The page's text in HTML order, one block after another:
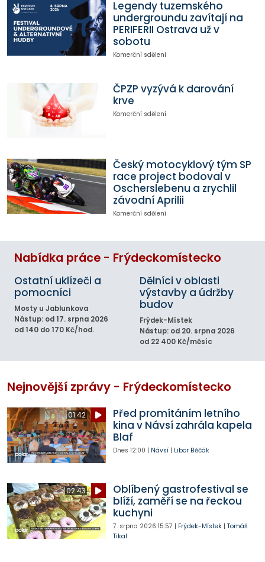
Legendy tuzemského
undergroundu zavítají na
PERIFERII Ostrava už v
sobotu
Komerční sdělení
ČPZP vyzývá k darování
krve
Komerční sdělení
Český motocyklový tým SP
race project bodoval v
Oscherslebenu a zrychlil
závodní Aprilii
Komerční sdělení
Nabídka práce - Frýdeckomístecko
Ostatní uklízeči a
pomocníci
Mosty u Jablunkova
Nástup: od 17. srpna 2026
od 140 do 170 Kč/hod.
Dělníci v oblasti
výstavby a údržby
budov
Frýdek-Místek
Nástup: od 20. srpna 2026
od 22 400 Kč/měsíc
Nejnovější zprávy - Frýdeckomístecko
01:42
Před promítáním letního
kina v Návsí zahrála kapela
Blaf
Dnes 12:00 | Návsí| Libor Běčák
02:43
Oblíbený gastrofestival se
blíží, zaměří se na řeckou
kuchyni
7. srpna 2026 15:57 | Frýdek-Místek| Tomáš
Tikal